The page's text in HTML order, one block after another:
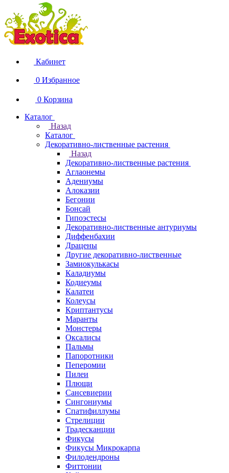
Кабинет
0 Избранное
0 Корзина
Каталог
Назад
Каталог
Декоративно-лиственные растения
Назад
Декоративно-лиственные растения
Аглаонемы
Адениумы
Алоказии
Бегонии
Бонсай
Гипоэстесы
Декоративно-лиственные антуриумы
Диффенбахии
Драцены
Другие декоративно-лиственные
Замиокулькасы
Каладиумы
Кодиеумы
Калатеи
Колеусы
Криптантусы
Маранты
Монстеры
Оксалисы
Пальмы
Папоротники
Пеперомии
Пилеи
Плющи
Сансевиерии
Сингониумы
Спатифиллумы
Стрелиции
Традесканции
Фикусы
Фикусы Микрокарпа
Филодендроны
Фиттонии